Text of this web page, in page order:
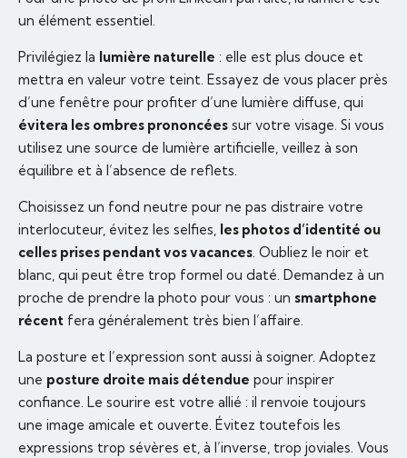
un élément essentiel.
Privilégiez la lumière naturelle : elle est plus douce et
mettra en valeur votre teint. Essayez de vous placer près
d’une fenêtre pour profiter d’une lumière diffuse, qui
évitera les ombres prononcées sur votre visage. Si vous
utilisez une source de lumière artificielle, veillez à son
équilibre et à l’absence de reflets.
Choisissez un fond neutre pour ne pas distraire votre
interlocuteur, évitez les selfies, les photos d’identité ou
celles prises pendant vos vacances. Oubliez le noir et
blanc, qui peut être trop formel ou daté. Demandez à un
proche de prendre la photo pour vous : un smartphone
récent fera généralement très bien l’affaire.
La posture et l’expression sont aussi à soigner. Adoptez
une posture droite mais détendue pour inspirer
confiance. Le sourire est votre allié : il renvoie toujours
une image amicale et ouverte. Évitez toutefois les
expressions trop sévères et, à l’inverse, trop joviales. Vous